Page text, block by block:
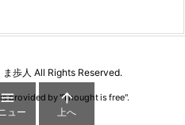
ま歩人 All Rights Reserved.
provided by "Thought is free".

ュー

上へ